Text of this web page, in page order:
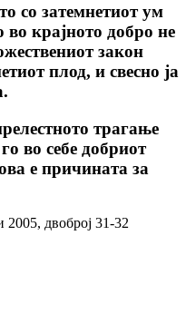
co затемнетиот ум
крајното добро не
закон
плод, и свесно ја
трагање
во себе добриот
е причината за
двоброј 31-32